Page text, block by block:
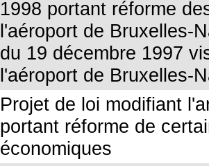
1998 portant réforme
l'aéroport de Bruxelles-
du 19 décembre 1997
l'aéroport de Bruxelles-
Projet de loi modifiant
portant réforme de
économiques